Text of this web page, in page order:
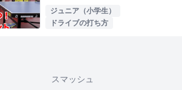
ジュニア（小学生）
ドライブの打ち方
スマッシュ